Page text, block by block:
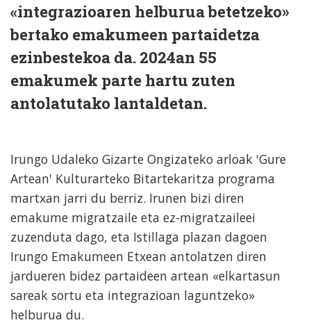
«integrazioaren helburua betetzeko»
bertako emakumeen partaidetza
ezinbestekoa da. 2024an 55
emakumek parte hartu zuten
antolatutako lantaldetan.
Irungo Udaleko Gizarte Ongizateko arloak 'Gure
Artean' Kulturarteko Bitartekaritza programa
martxan jarri du berriz. Irunen bizi diren
emakume migratzaile eta ez-migratzaileei
zuzenduta dago, eta Istillaga plazan dagoen
Irungo Emakumeen Etxean antolatzen diren
jardueren bidez partaideen artean «elkartasun
sareak sortu eta integrazioan laguntzeko»
helburua du.